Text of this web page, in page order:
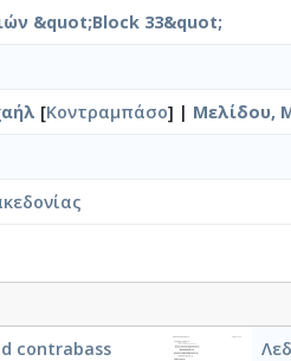
&quot;Block 33&quot;
[Κοντραμπάσο] | Μελίδου,
contrabass